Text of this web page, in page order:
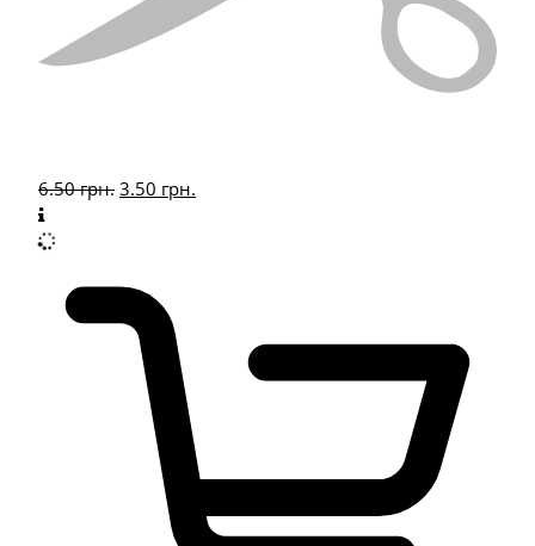
6.50грн. 3.50 грн.